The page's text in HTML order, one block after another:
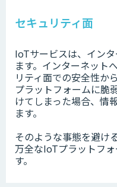
セキュリティ面
IoTサービスは、イン
ます。インターネット
リティ面での安全性か
プラットフォームに脆
けてしまった場合、情
ます。
そのような事態を避け
万全なIoTプラットフ
す。